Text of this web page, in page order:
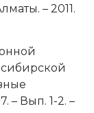
– 2011.
– Вып. 1-2. –